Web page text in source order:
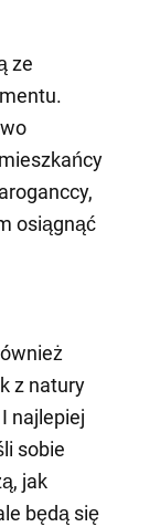
ze
osiągnąć
z natury
najlepiej
sobie
jak
będą się